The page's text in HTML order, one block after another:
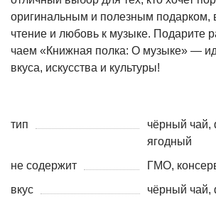
оригинальным и полезным
чтение и любовь к музыке. Подарите
чаем «Книжная полка: О музыке» —
вкуса, искусства и культуры!
тип
чёрный чай,
ягодный
не содержит
ГМО,
вкус
чёрный чай,